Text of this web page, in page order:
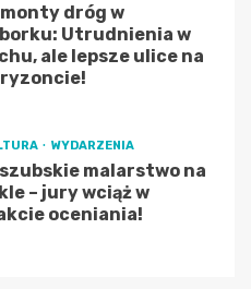
dróg w
Utrudnienia w
ale lepsze ulice na
WYDARZENIA
malarstwo na
– jury wciąż w
oceniania!